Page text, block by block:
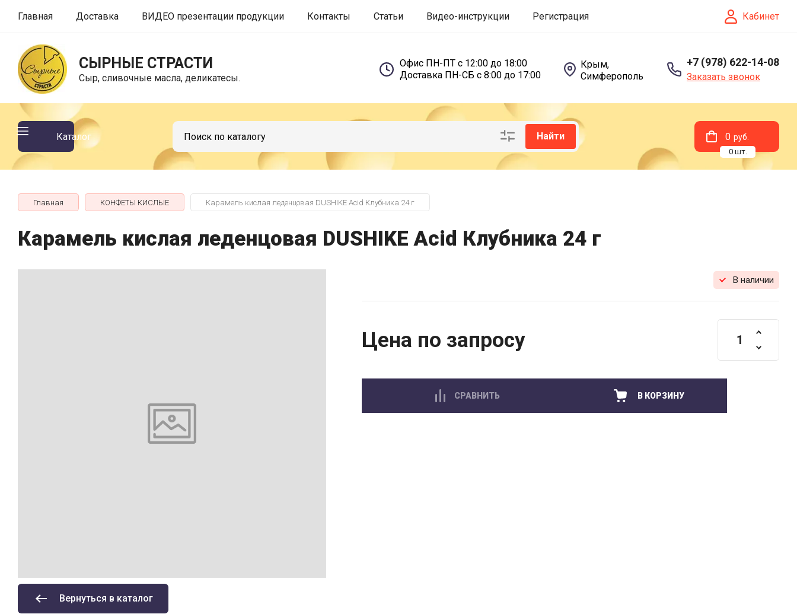
Главная Доставка ВИДЕО презентации продукции Контакты Статьи Видео-инструкции Регистрация Кабинет
СЫРНЫЕ СТРАСТИ
Сыр, сливочные масла, деликатесы.
Офис ПН-ПТ с 12:00 до 18:00
Доставка ПН-СБ с 8:00 до 17:00
Крым,
Симферополь
+7 (978) 622-14-08
Заказать звонок
Каталог Найти 0 руб.
0 шт.
Главная КОНФЕТЫ КИСЛЫЕ Карамель кислая леденцовая DUSHIKE Acid Клубника 24 г
Карамель кислая леденцовая DUSHIKE Acid Клубника 24 г
В наличии
Цена по запросу
СРАВНИТЬ В КОРЗИНУ
Вернуться в каталог